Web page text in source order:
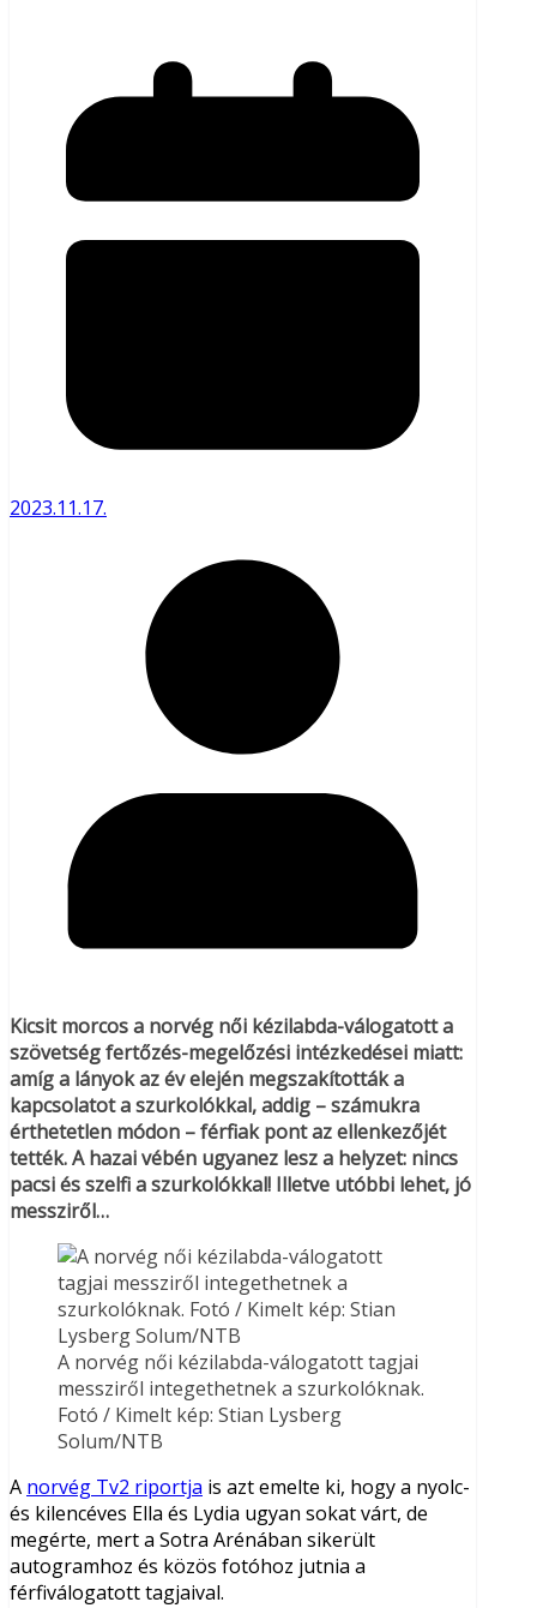
2023.11.17.
Kicsit morcos a norvég női kézilabda-válogatott a
szövetség fertőzés-megelőzési intézkedései miatt:
amíg a lányok az év elején megszakították a
kapcsolatot a szurkolókkal, addig – számukra
érthetetlen módon – férfiak pont az ellenkezőjét
tették. A hazai vébén ugyanez lesz a helyzet: nincs
pacsi és szelfi a szurkolókkal! Illetve utóbbi lehet, jó
messziről…
A norvég női kézilabda-válogatott tagjai
messziről integethetnek a szurkolóknak.
Fotó / Kimelt kép: Stian Lysberg
Solum/NTB
A norvég Tv2 riportja is azt emelte ki, hogy a nyolc-
és kilencéves Ella és Lydia ugyan sokat várt, de
megérte, mert a Sotra Arénában sikerült
autogramhoz és közös fotóhoz jutnia a
férfiválogatott tagjaival.